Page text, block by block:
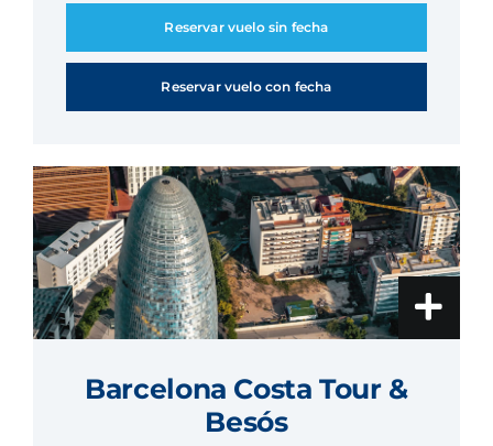
Reservar vuelo sin fecha
Reservar vuelo con fecha
Barcelona Costa Tour &
Besós